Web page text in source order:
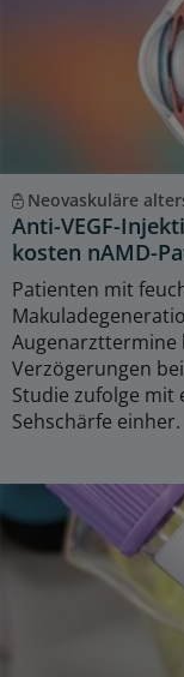
Neovaskuläre
Anti-VEGF-
kosten nAMD-
Patienten mit
Augenarzttermine
Verzögerungen
Studie zufolge mit
Sehschärfe einher.